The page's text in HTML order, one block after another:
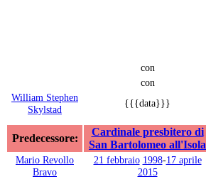
con
con
William Stephen
Skylstad
{{{data}}}
Predecessore:
Cardinale presbitero di
San Bartolomeo all'Isola
Mario Revollo
Bravo
21 febbraio 1998-17 aprile
2015